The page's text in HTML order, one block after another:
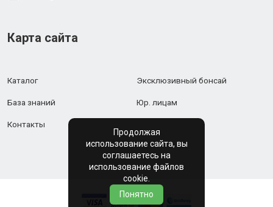
Карта сайта
Каталог Эксклюзивный бонсай
База знаний Юр. лицам
Контакты
Продолжая
использование сайта, вы
соглашаетесь на
использование файлов
cookie.
Понятно